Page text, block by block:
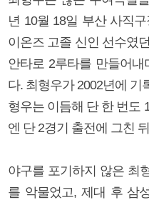
년 10월 18일 부산 사직
이온즈 고졸 신인 선수였
안타로 2루타를 만들어
다. 최형우가 2002년에 기
형우는 이듬해 단 한 번도
엔 단 2경기 출전에 그친
야구를 포기하지 않은 최
를 악물었고, 제대 후 삼